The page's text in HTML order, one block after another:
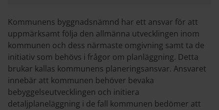
Kommunens byggnadsnämnd har ett ansvar för att
uppmärksamt följa den allmänna utvecklingen inom
kommunen och dess närmaste omgivning samt ta de
initiativ som behövs i frågor om planläggning. Detta
brukar kallas kommunens planeringsansvar. Ansvaret
innebär att kommunen behöver bevaka
bebyggelseutvecklingen och initiera
detaljplaneläggning i de fall kommunen bedömer att